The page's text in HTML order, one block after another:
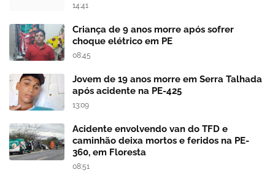
14:41
Criança de 9 anos morre após sofrer
choque elétrico em PE
08:45
Jovem de 19 anos morre em Serra Talhada
após acidente na PE-425
13:09
Acidente envolvendo van do TFD e
caminhão deixa mortos e feridos na PE-
360, em Floresta
08:51